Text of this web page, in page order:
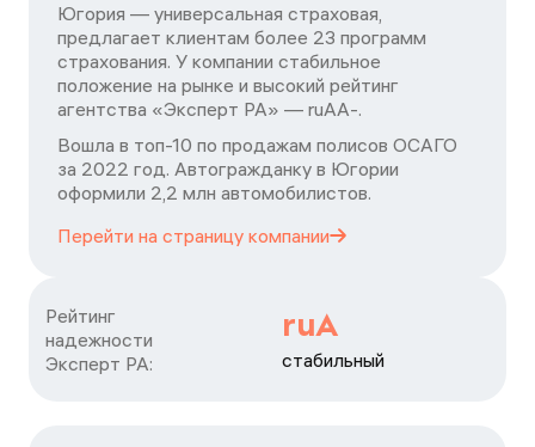
Югория — универсальная страховая,
предлагает клиентам более 23 программ
страхования. У компании стабильное
положение на рынке и высокий рейтинг
агентства «Эксперт РА» — ruАA-.
Вошла в топ-10 по продажам полисов ОСАГО
за 2022 год. Автогражданку в Югории
оформили 2,2 млн автомобилистов.
Перейти на страницу компании
Рейтинг
надежности
Эксперт РА:
ruА
стабильный